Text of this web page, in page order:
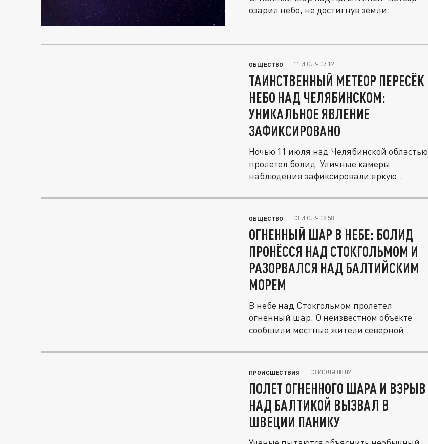
озарил небо, не достигнув земли.
ОБЩЕСТВО 11 ИЮЛЯ 07:12
ТАИНСТВЕННЫЙ МЕТЕОР ПЕРЕСЁК
НЕБО НАД ЧЕЛЯБИНСКОМ:
УНИКАЛЬНОЕ ЯВЛЕНИЕ
ЗАФИКСИРОВАНО
Ночью 11 июля над Челябинской областью
пролетел болид. Уличные камеры
наблюдения зафиксировали яркую
ОБЩЕСТВО 03 ИЮЛЯ 08:58
ОГНЕННЫЙ ШАР В НЕБЕ: БОЛИД
ПРОНЁССЯ НАД СТОКГОЛЬМОМ И
РАЗОРВАЛСЯ НАД БАЛТИЙСКИМ
МОРЕМ
В небе над Стокгольмом пролетел
огненный шар. О неизвестном объекте
сообщили местные жители северной
ПРОИСШЕСТВИЯ 03 ИЮЛЯ 08:02
ПОЛЕТ ОГНЕННОГО ШАРА И ВЗРЫВ
НАД БАЛТИКОЙ ВЫЗВАЛ В
ШВЕЦИИ ПАНИКУ